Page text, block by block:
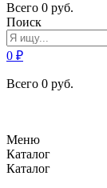
Всего 0 руб.
Поиск
0 ₽
Всего 0 руб.
Меню
Каталог
Каталог